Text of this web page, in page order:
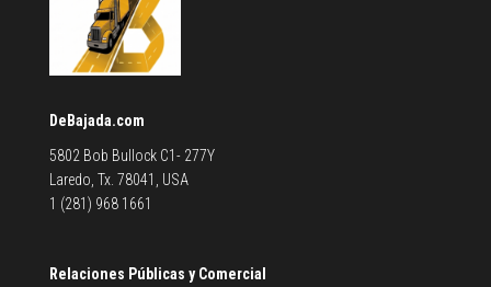
DeBajada.com
5802 Bob Bullock C1- 277Y
Laredo, Tx. 78041, USA
1 (281) 968 1661
Relaciones Públicas y Comercial